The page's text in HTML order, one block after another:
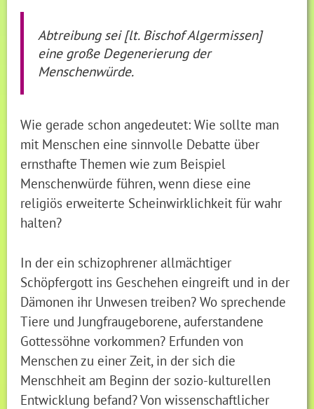
Abtreibung sei [lt. Bischof Algermissen]
eine große Degenerierung der
Menschenwürde.
Wie gerade schon angedeutet: Wie sollte man
mit Menschen eine sinnvolle Debatte über
ernsthafte Themen wie zum Beispiel
Menschenwürde führen, wenn diese eine
religiös erweiterte Scheinwirklichkeit für wahr
halten?
In der ein schizophrener allmächtiger
Schöpfergott ins Geschehen eingreift und in der
Dämonen ihr Unwesen treiben? Wo sprechende
Tiere und Jungfraugeborene, auferstandene
Gottessöhne vorkommen? Erfunden von
Menschen zu einer Zeit, in der sich die
Menschheit am Beginn der sozio-kulturellen
Entwicklung befand? Von wissenschaftlicher